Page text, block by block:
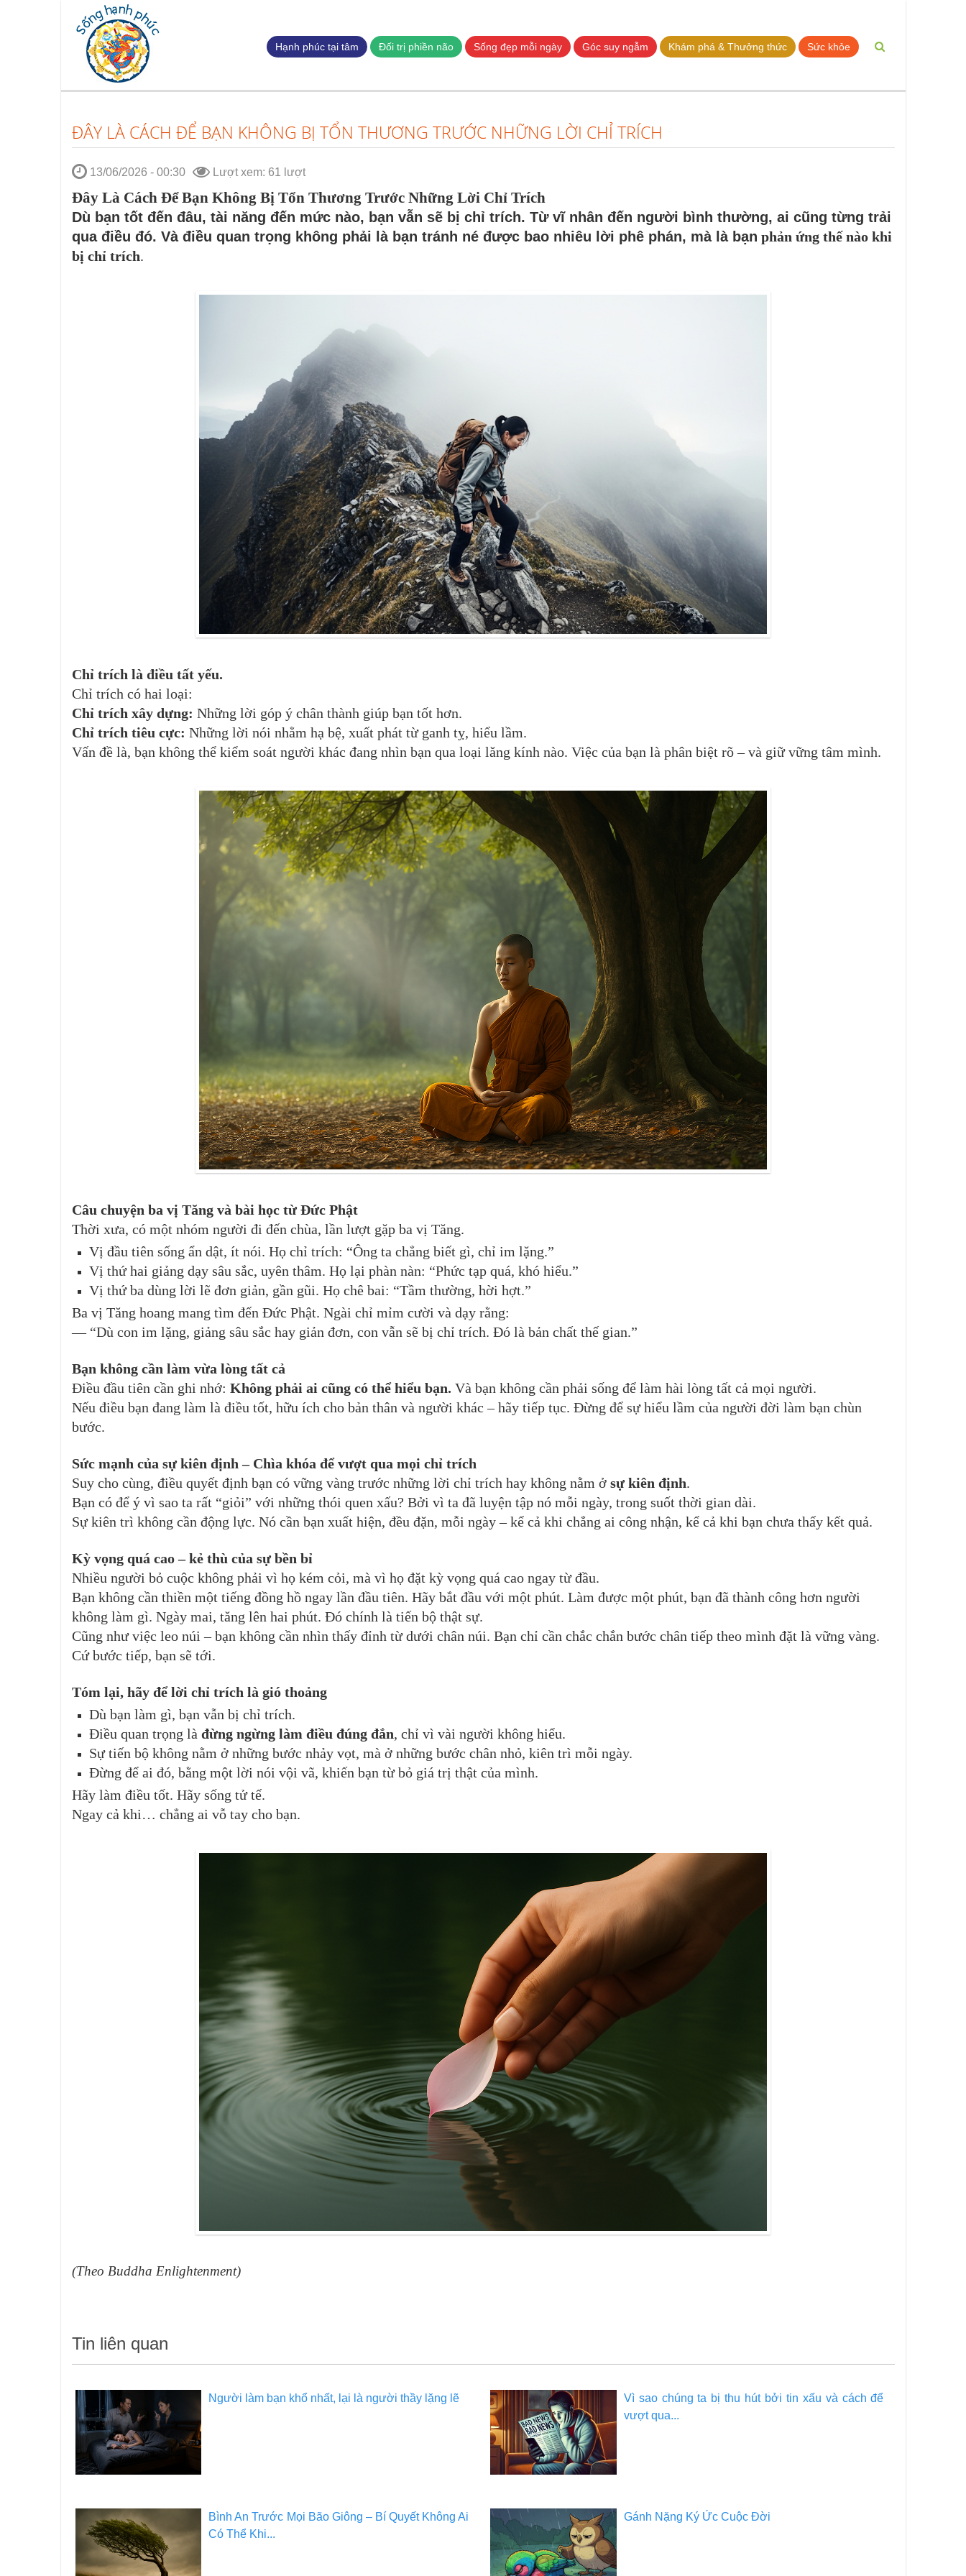
nội
dung
Hạnh phúc tại tâm Đối trị phiền não Sống đẹp mỗi ngày Góc suy ngẫm Khám phá & Thưởng thức Sức khỏe
ĐÂY LÀ CÁCH ĐỂ BẠN KHÔNG BỊ TỔN THƯƠNG TRƯỚC NHỮNG LỜI CHỈ TRÍCH
13/06/2026 - 00:30 Lượt xem: 61 lượt
Đây Là Cách Để Bạn Không Bị Tổn Thương Trước Những Lời Chỉ Trích
Dù bạn tốt đến đâu, tài năng đến mức nào, bạn vẫn sẽ bị chỉ trích. Từ vĩ nhân đến người bình thường, ai cũng từng trải
qua điều đó. Và điều quan trọng không phải là bạn tránh né được bao nhiêu lời phê phán, mà là bạn phản ứng thế nào khi
bị chỉ trích.
Chỉ trích là điều tất yếu.
Chỉ trích có hai loại:
Chỉ trích xây dựng: Những lời góp ý chân thành giúp bạn tốt hơn.
Chỉ trích tiêu cực: Những lời nói nhằm hạ bệ, xuất phát từ ganh tỵ, hiểu lầm.
Vấn đề là, bạn không thể kiểm soát người khác đang nhìn bạn qua loại lăng kính nào. Việc của bạn là phân biệt rõ – và giữ vững tâm mình.
Câu chuyện ba vị Tăng và bài học từ Đức Phật
Thời xưa, có một nhóm người đi đến chùa, lần lượt gặp ba vị Tăng.
Vị đầu tiên sống ẩn dật, ít nói. Họ chỉ trích: “Ông ta chẳng biết gì, chỉ im lặng.”
Vị thứ hai giảng dạy sâu sắc, uyên thâm. Họ lại phàn nàn: “Phức tạp quá, khó hiểu.”
Vị thứ ba dùng lời lẽ đơn giản, gần gũi. Họ chê bai: “Tầm thường, hời hợt.”
Ba vị Tăng hoang mang tìm đến Đức Phật. Ngài chỉ mỉm cười và dạy rằng:
— “Dù con im lặng, giảng sâu sắc hay giản đơn, con vẫn sẽ bị chỉ trích. Đó là bản chất thế gian.”
Bạn không cần làm vừa lòng tất cả
Điều đầu tiên cần ghi nhớ: Không phải ai cũng có thể hiểu bạn. Và bạn không cần phải sống để làm hài lòng tất cả mọi người.
Nếu điều bạn đang làm là điều tốt, hữu ích cho bản thân và người khác – hãy tiếp tục. Đừng để sự hiểu lầm của người đời làm bạn chùn
bước.
Sức mạnh của sự kiên định – Chìa khóa để vượt qua mọi chỉ trích
Suy cho cùng, điều quyết định bạn có vững vàng trước những lời chỉ trích hay không nằm ở sự kiên định.
Bạn có để ý vì sao ta rất “giỏi” với những thói quen xấu? Bởi vì ta đã luyện tập nó mỗi ngày, trong suốt thời gian dài.
Sự kiên trì không cần động lực. Nó cần bạn xuất hiện, đều đặn, mỗi ngày – kể cả khi chẳng ai công nhận, kể cả khi bạn chưa thấy kết quả.
Kỳ vọng quá cao – kẻ thù của sự bền bỉ
Nhiều người bỏ cuộc không phải vì họ kém cỏi, mà vì họ đặt kỳ vọng quá cao ngay từ đầu.
Bạn không cần thiền một tiếng đồng hồ ngay lần đầu tiên. Hãy bắt đầu với một phút. Làm được một phút, bạn đã thành công hơn người
không làm gì. Ngày mai, tăng lên hai phút. Đó chính là tiến bộ thật sự.
Cũng như việc leo núi – bạn không cần nhìn thấy đỉnh từ dưới chân núi. Bạn chỉ cần chắc chắn bước chân tiếp theo mình đặt là vững vàng.
Cứ bước tiếp, bạn sẽ tới.
Tóm lại, hãy để lời chỉ trích là gió thoảng
Dù bạn làm gì, bạn vẫn bị chỉ trích.
Điều quan trọng là đừng ngừng làm điều đúng đắn, chỉ vì vài người không hiểu.
Sự tiến bộ không nằm ở những bước nhảy vọt, mà ở những bước chân nhỏ, kiên trì mỗi ngày.
Đừng để ai đó, bằng một lời nói vội vã, khiến bạn từ bỏ giá trị thật của mình.
Hãy làm điều tốt. Hãy sống tử tế.
Ngay cả khi… chẳng ai vỗ tay cho bạn.
(Theo Buddha Enlightenment)
Tin liên quan
Người làm bạn khổ nhất, lại là người thầy lặng lẽ
Vì sao chúng ta bị thu hút bởi tin xấu và cách để
vượt qua...
Bình An Trước Mọi Bão Giông – Bí Quyết Không Ai
Có Thể Khi...
Gánh Nặng Ký Ức Cuộc Đời